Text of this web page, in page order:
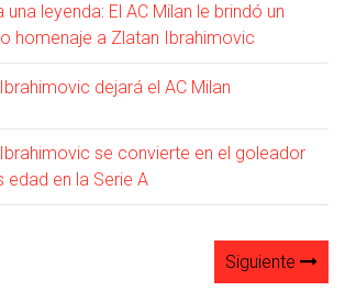
una leyenda: El AC Milan le brindó un
homenaje a Zlatan Ibrahimovic
dejará el AC Milan
se convierte en el goleador
edad en la Serie A
Siguiente